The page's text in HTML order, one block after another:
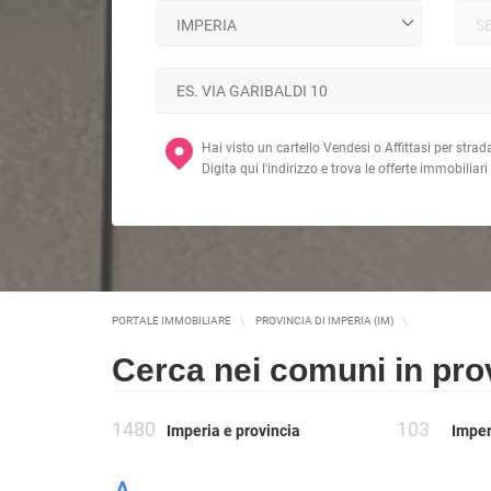
QUADRILOCALI
NEGOZI
MONOLOCALI
TRILOCALI
Hai visto un cartello Vendesi o Affittasi per
Digita qui l'indirizzo e trova le offerte immobiliari
PORTALE IMMOBILIARE PROVINCIA DI IMPERIA (IM)
Cerca nei comuni in
1480 Imperia e provincia 103